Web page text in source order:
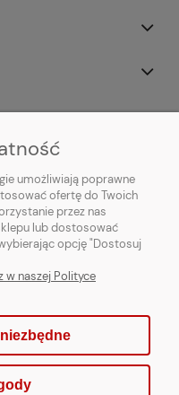
umożliwiają poprawne
ofertę do Twoich
przez nas
lub dostosować
opcję "Dostosuj
w naszej Polityce